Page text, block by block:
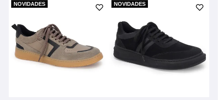
NOVIDADES NOVIDADES